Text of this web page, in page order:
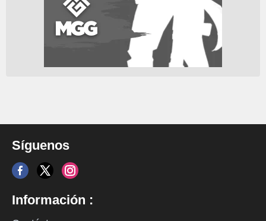
Síguenos
Información :